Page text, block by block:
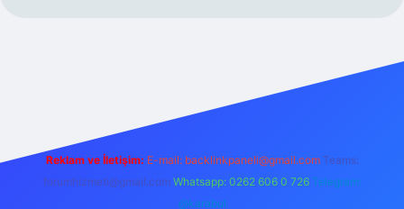
m elexbet
Reklam ve İletişim: E-mail: backlinkpaneli@gmail.com Teams:
forumhizmeti@gmail.com Whatsapp: 0262 606 0 726 Telegram:
@karabul